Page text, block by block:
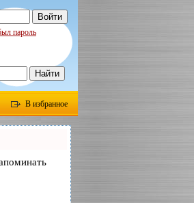
пароль
В избранное